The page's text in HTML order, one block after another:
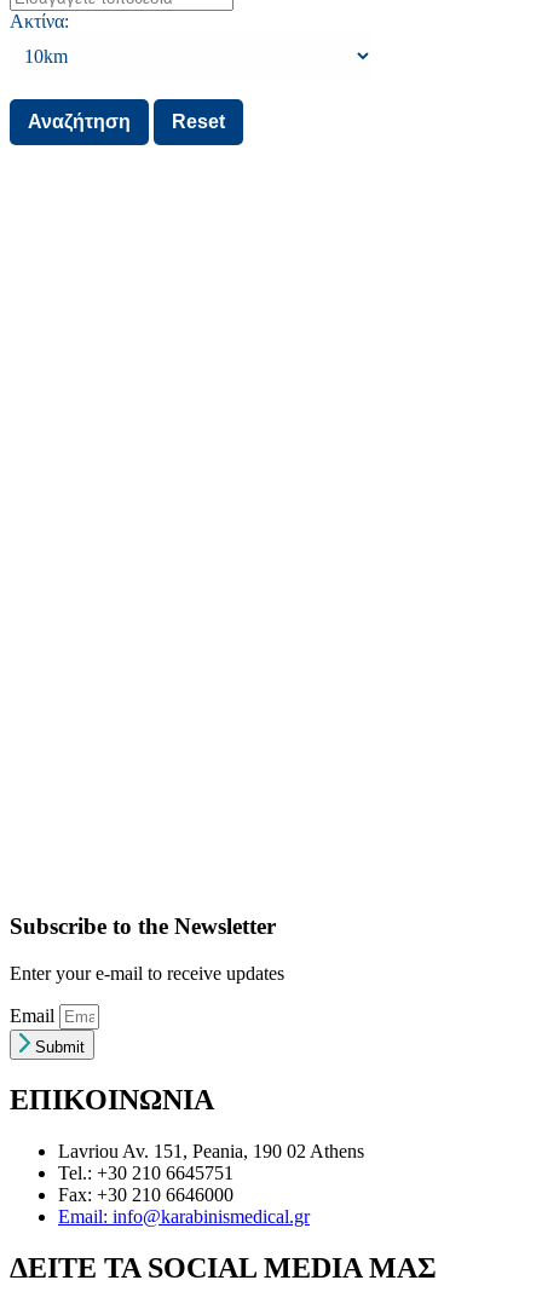
Ακτίνα:
Subscribe to the Newsletter
Enter your e-mail to receive updates
Email
Submit
ΕΠΙΚΟΙΝΩΝΙΑ
Lavriou Av. 151, Peania, 190 02 Athens
Tel.: +30 210 6645751
Fax: +30 210 6646000
Email: info@karabinismedical.gr
ΔEITE TA SOCIAL MEDIA ΜΑΣ